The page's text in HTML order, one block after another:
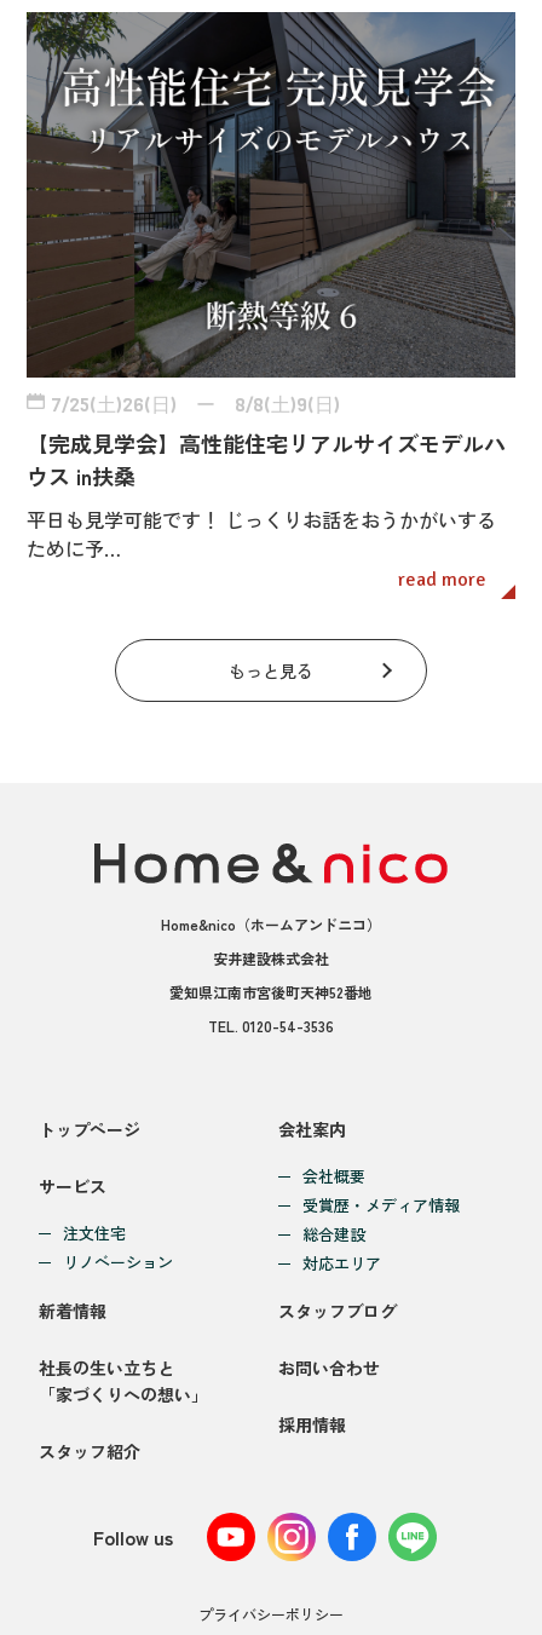
7/25(土)26(日) ー 8/8(土)9(日)
【完成見学会】高性能住宅リアルサイズモデルハ
ウス in扶桑
平日も見学可能です！ じっくりお話をおうかがいする
ために予…
read more
もっと見る
Home&nico （ホームアンドニコ）
安井建設株式会社
愛知県江南市宮後町天神52番地
TEL. 0120-54-3536
トップページ
サービス
注文住宅
リノベーション
会社案内
会社概要
受賞歴・メディア情報
総合建設
対応エリア
新着情報
社長の生い立ちと
「家づくりへの想い」
スタッフ紹介
スタッフブログ
お問い合わせ
採用情報
Follow us
プライバシーポリシー